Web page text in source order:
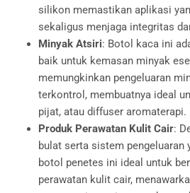
silikon memastikan aplikasi
sekaligus menjaga integritas
Minyak Atsiri: Botol kaca ini
baik untuk kemasan minyak
memungkinkan pengeluaran
terkontrol, membuatnya ideal
pijat, atau diffuser aromaterapi.
Produk Perawatan Kulit Cair:
bulat serta sistem
botol penetes ini ideal untuk
perawatan kulit cair,